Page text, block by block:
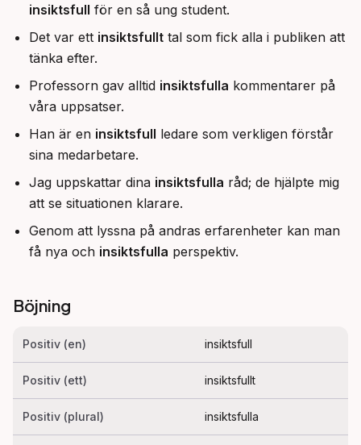
insiktsfull för en så ung student.
Det var ett insiktsfullt tal som fick alla i publiken att
tänka efter.
Professorn gav alltid insiktsfulla kommentarer på
våra uppsatser.
Han är en insiktsfull ledare som verkligen förstår
sina medarbetare.
Jag uppskattar dina insiktsfulla råd; de hjälpte mig
att se situationen klarare.
Genom att lyssna på andras erfarenheter kan man
få nya och insiktsfulla perspektiv.
Böjning
Positiv (en) insiktsfull
Positiv (ett) insiktsfullt
Positiv (plural) insiktsfulla